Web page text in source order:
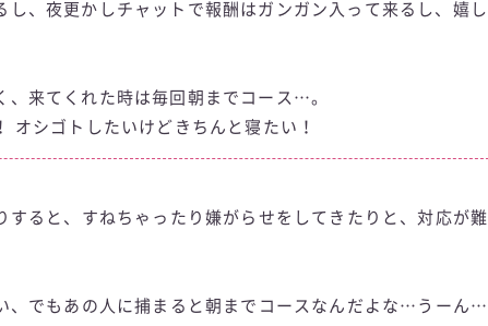
し、夜更かしチャットで報酬はガンガン入って来るし、嬉し
、来てくれた時は毎回朝までコース…。
オシゴトしたいけどきちんと寝たい！
すると、すねちゃったり嫌がらせをしてきたりと、対応が難
、でもあの人に捕まると朝までコースなんだよな…うーん…